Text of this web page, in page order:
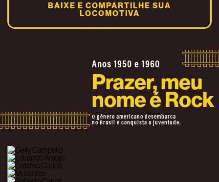
BAIXE E COMPARTILHE SUA
LOCOMOTIVA
Anos 1950 e 1960
Prazer, meu
nome é Rock
O gênero americano desembarca
no Brasil e conquista a juventude.